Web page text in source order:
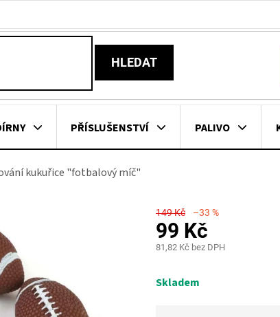
HLEDAT
PŘÍSLUŠENSTVÍ PALIVO
KUCHYNĚ KNIHY O GRILOVÁNÍ
kukuřice "fotbalový míč"
149 Kč –33 %
99 Kč
81,82 Kč bez DPH
cena:
Skladem